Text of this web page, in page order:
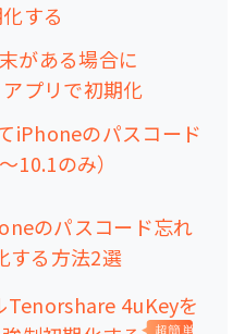
する
がある場合に
プリで初期化
iPhoneのパスコード
10.1のみ）
のパスコード忘れ
する方法2選
Tenorshare 4uKeyを
超簡単